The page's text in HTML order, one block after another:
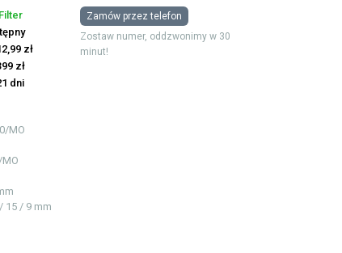
zł
zł
dni
MO
15 / 9 mm
Zamów przez telefon
Zostaw numer, oddzwonimy w 30
minut!